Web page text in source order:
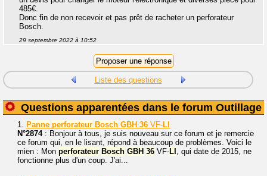
485€.
Donc fin de non recevoir et pas prêt de racheter un perforateur
Bosch.
29 septembre 2022 à 10:52
Liste des questions
Questions apparentées dans le forum Outillage
1. Panne perforateur Bosch GBH 36 VF-LI
N°2874: Bonjour à tous, je suis nouveau sur ce forum et je remercie
ce forum qui, en le lisant, répond à beaucoup de problèmes. Voici le
mien : Mon perforateur Bosch GBH 36 VF-LI , qui date de 2015, ne
fonctionne plus d'un coup. J'ai...